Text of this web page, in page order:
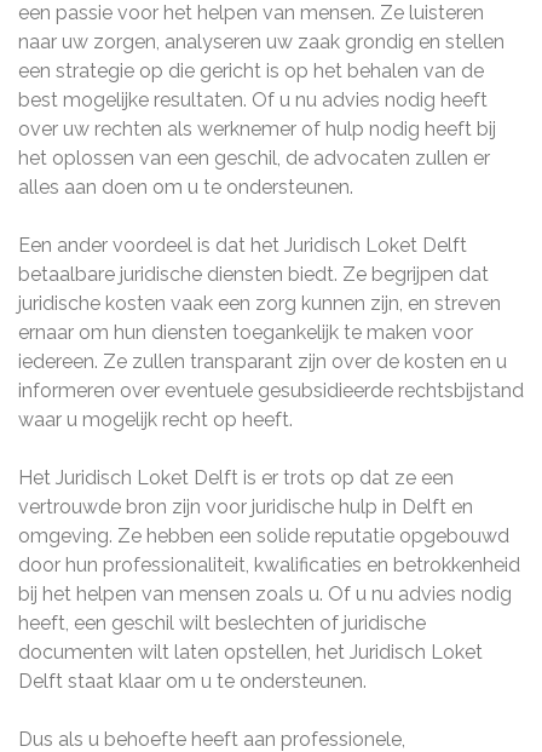
een passie voor het helpen van mensen. Ze luisteren
naar uw zorgen, analyseren uw zaak grondig en stellen
een strategie op die gericht is op het behalen van de
best mogelijke resultaten. Of u nu advies nodig heeft
over uw rechten als werknemer of hulp nodig heeft bij
het oplossen van een geschil, de advocaten zullen er
alles aan doen om u te ondersteunen.
Een ander voordeel is dat het Juridisch Loket Delft
betaalbare juridische diensten biedt. Ze begrijpen dat
juridische kosten vaak een zorg kunnen zijn, en streven
ernaar om hun diensten toegankelijk te maken voor
iedereen. Ze zullen transparant zijn over de kosten en u
informeren over eventuele gesubsidieerde rechtsbijstand
waar u mogelijk recht op heeft.
Het Juridisch Loket Delft is er trots op dat ze een
vertrouwde bron zijn voor juridische hulp in Delft en
omgeving. Ze hebben een solide reputatie opgebouwd
door hun professionaliteit, kwalificaties en betrokkenheid
bij het helpen van mensen zoals u. Of u nu advies nodig
heeft, een geschil wilt beslechten of juridische
documenten wilt laten opstellen, het Juridisch Loket
Delft staat klaar om u te ondersteunen.
Dus als u behoefte heeft aan professionele,